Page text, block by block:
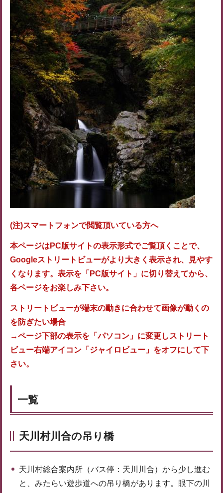
(注)スマートフォンで閲覧頂いている方へ
本ページはPC版サイトの表示形式でご覧頂くことで、
Googleストリートビューがより大きく表示され、見やす
くなります。表示を「PC版サイト」に切り替えてから、
各ページをお楽しみ下さい。
ストリートビューが端末の動きに合わせて画像が動くの
を防ぎたい場合
→ページ下部の表示を「パソコン」に変更しストリート
ビュー右端アイコン「ジャイロビュー」をオフにして下
さい。
一覧
天川村川合の吊り橋
天川村総合案内所（バス停：天川川合）から少し進む
と、みたらい遊歩道への吊り橋があります。眼下の川